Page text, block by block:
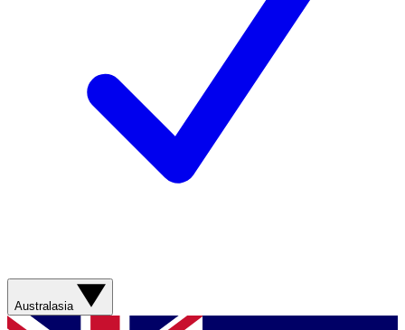
Australasia